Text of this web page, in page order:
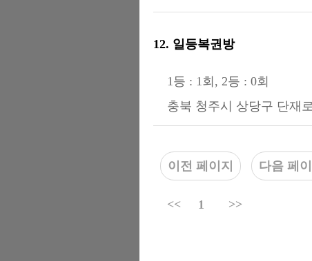
12. 일등복권방
1등 : 1회, 2등 : 0회
충북 청주시 상당구 단재
이전 페이지 다음 페이
<< 1 >>